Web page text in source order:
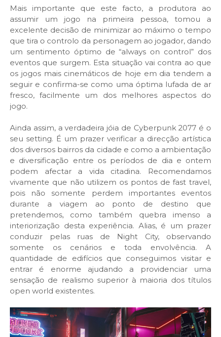
Mais importante que este facto, a produtora ao
assumir um jogo na primeira pessoa, tomou a
excelente decisão de minimizar ao máximo o tempo
que tira o controlo da personagem ao jogador, dando
um sentimento óptimo de “always on control” dos
eventos que surgem. Esta situação vai contra ao que
os jogos mais cinemáticos de hoje em dia tendem a
seguir e confirma-se como uma óptima lufada de ar
fresco, facilmente um dos melhores aspectos do
jogo.
Ainda assim, a verdadeira jóia de Cyberpunk 2077 é o
seu setting. É um prazer verificar a direcção artística
dos diversos bairros da cidade e como a ambientação
e diversificação entre os períodos de dia e ontem
podem afectar a vida citadina. Recomendamos
vivamente que não utilizem os pontos de fast travel,
pois não somente perdem importantes eventos
durante a viagem ao ponto de destino que
pretendemos, como também quebra imenso a
interiorização desta experiência. Alias, é um prazer
conduzir pelas ruas de Night City, observando
somente os cenários e toda envolvência. A
quantidade de edifícios que conseguimos visitar e
entrar é enorme ajudando a providenciar uma
sensação de realismo superior à maioria dos títulos
open world existentes.